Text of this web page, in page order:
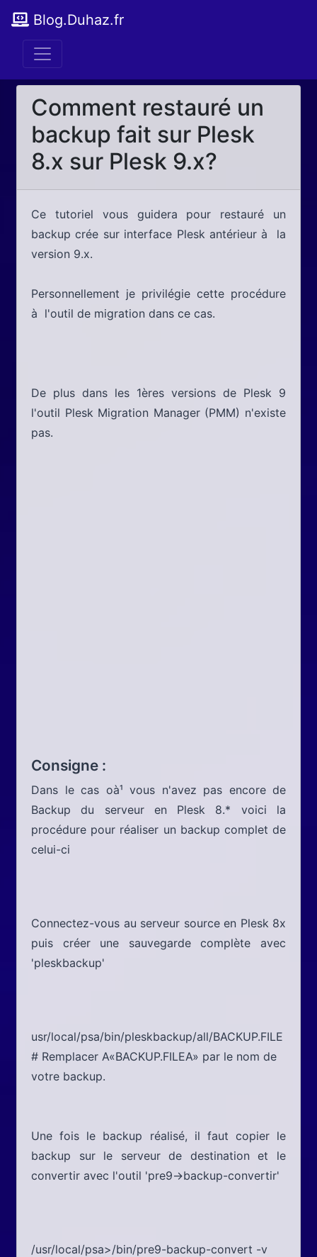
Blog.Duhaz.fr
Comment restauré un
backup fait sur Plesk
8.x sur Plesk 9.x?
Ce tutoriel vous guidera pour restauré un
backup crée sur interface Plesk antérieur à la
version 9.x.
Personnellement je privilégie cette procédure
à l'outil de migration dans ce cas.
De plus dans les 1ères versions de Plesk 9
l'outil Plesk Migration Manager (PMM) n'existe
pas.
Consigne :
Dans le cas oà¹ vous n'avez pas encore de
Backup du serveur en Plesk 8.* voici la
procédure pour réaliser un backup complet de
celui-ci
Connectez-vous au serveur source en Plesk 8x
puis créer une sauvegarde complète avec
'pleskbackup'
usr/local/psa/bin/pleskbackup/all/BACKUP.FILE
# Remplacer A«BACKUP.FILEA» par le nom de
votre backup.
Une fois le backup réalisé, il faut copier le
backup sur le serveur de destination et le
convertir avec l'outil 'pre9->backup-convertir'
/usr/local/psa>/bin/pre9-backup-convert -v